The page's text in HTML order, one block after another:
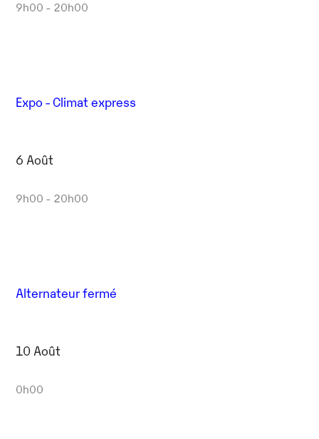
9h00 - 20h00
Expo - Climat express
6 Août
9h00 - 20h00
Alternateur fermé
10 Août
0h00